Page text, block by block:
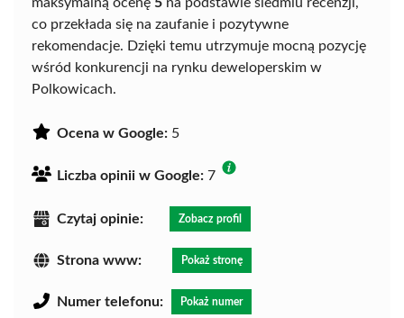
co przekłada się na zaufanie i pozytywne
rekomendacje. Dzięki temu utrzymuje mocną pozycję
wśród konkurencji na rynku deweloperskim w
Polkowicach.
Ocena w Google: 5
Liczba opinii w Google: 7
Czytaj opinie: Zobacz profil
Strona www: Pokaż stronę
Numer telefonu: Pokaż numer